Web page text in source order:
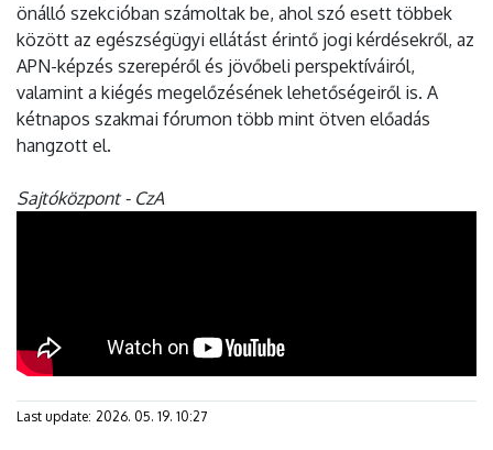
önálló szekcióban számoltak be, ahol szó esett többek
között az egészségügyi ellátást érintő jogi kérdésekről, az
APN-képzés szerepéről és jövőbeli perspektíváiról,
valamint a kiégés megelőzésének lehetőségeiről is. A
kétnapos szakmai fórumon több mint ötven előadás
hangzott el.
Sajtóközpont - CzA
Last update: 2026. 05. 19. 10:27